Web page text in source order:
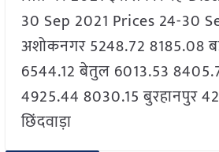
30 Sep 2021 Prices 24-30
अशोकनगर 5248.72 8185.08
6544.12 बेतुल 6013.53
4925.44 8030.15 बुरहानपुर
छिंदवाड़ा